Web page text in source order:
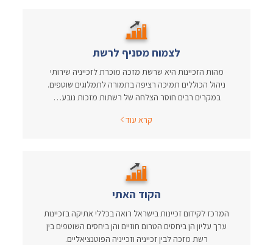
לצמוח מסניף לרשת
מהות הזכיינות היא שרשת מזכה מוכרת לזכייניה שירותי
ניהול הכוללים תמיכה רציפה בתמורה לתמלוגים שוטפים.
במקרים רבים חוסר הצלחה של רשתות מזכות נובע…
קרא עוד
הקוד האתי
המרכז לקידום זכיינות בישראל רואה בכללי אתיקה בזכיינות
ערך עליון הן ביחסים הטרום חוזיים והן ביחסים השוטפים בין
רשת מזכה לבין זכייניה וזכייניה הפוטנציאליים.